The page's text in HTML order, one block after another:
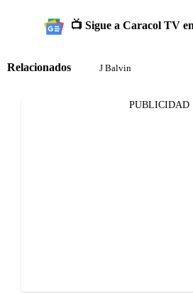
📺 Sigue a Caracol TV
Relacionados J Balvin
PUBLICIDAD